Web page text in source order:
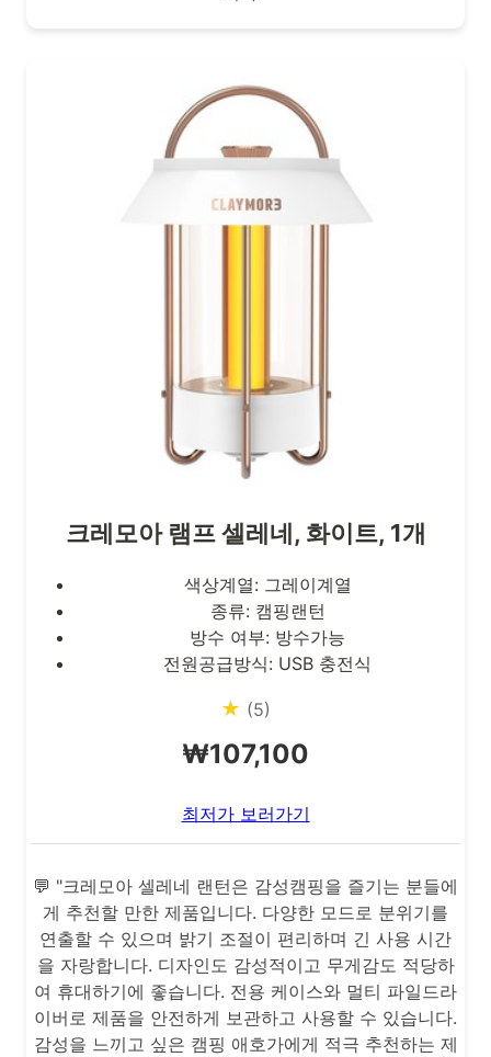
크레모아 램프 셀레네, 화이트, 1개
색상계열: 그레이계열
종류: 캠핑랜턴
방수 여부: 방수가능
전원공급방식: USB 충전식
★ (5)
₩107,100
최저가 보러가기
💬 "크레모아 셀레네 랜턴은 감성캠핑을 즐기는 분들에
게 추천할 만한 제품입니다. 다양한 모드로 분위기를
연출할 수 있으며 밝기 조절이 편리하며 긴 사용 시간
을 자랑합니다. 디자인도 감성적이고 무게감도 적당하
여 휴대하기에 좋습니다. 전용 케이스와 멀티 파일드라
이버로 제품을 안전하게 보관하고 사용할 수 있습니다.
감성을 느끼고 싶은 캠핑 애호가에게 적극 추천하는 제